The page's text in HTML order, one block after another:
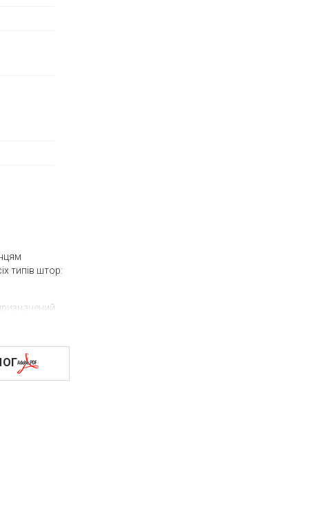
типів штор:
штори, але
Підйом